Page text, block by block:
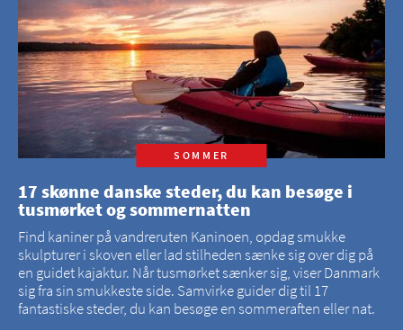
SOMMER
17 skønne danske steder, du kan besøge i
tusmørket og sommernatten
Find kaniner på vandreruten Kaninoen, opdag smukke
skulpturer i skoven eller lad stilheden sænke sig over dig på
en guidet kajaktur. Når tusmørket sænker sig, viser Danmark
sig fra sin smukkeste side. Samvirke guider dig til 17
fantastiske steder, du kan besøge en sommeraften eller nat.